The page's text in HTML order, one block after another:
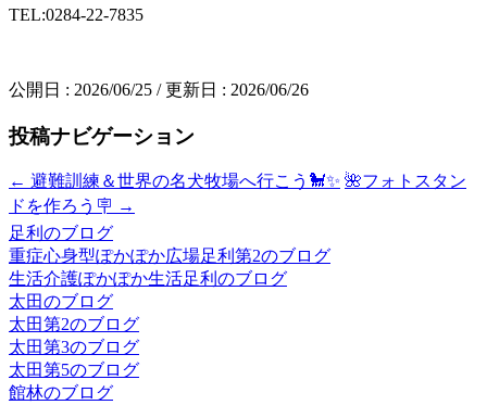
TEL:0284-22-7835
公開日 : 2026/06/25 / 更新日 : 2026/06/26
投稿ナビゲーション
← 避難訓練＆世界の名犬牧場へ行こう🐩✨ 🌺フォトスタン
ドを作ろう🪧 →
足利のブログ
重症心身型ぽかぽか広場足利第2のブログ
生活介護ぽかぽか生活足利のブログ
太田のブログ
太田第2のブログ
太田第3のブログ
太田第5のブログ
館林のブログ